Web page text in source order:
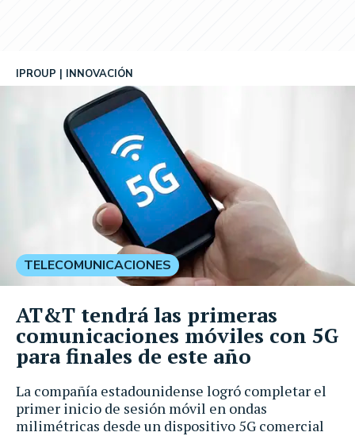
La compañía estadounidense logró completar el
primer inicio de sesión móvil en ondas
milimétricas desde un dispositivo 5G comercial
IPROUP INNOVACIÓN
TELECOMUNICACIONES
AT&T tendrá las primeras
comunicaciones móviles con 5G
para finales de este año